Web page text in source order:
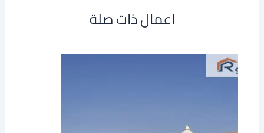
اعمال ذات صلة